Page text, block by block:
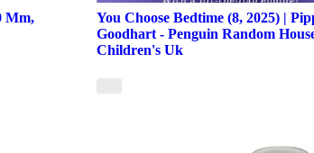
Mm,
You Choose Bedtime (8, 2025) |
Goodhart - Penguin Random
Children's Uk